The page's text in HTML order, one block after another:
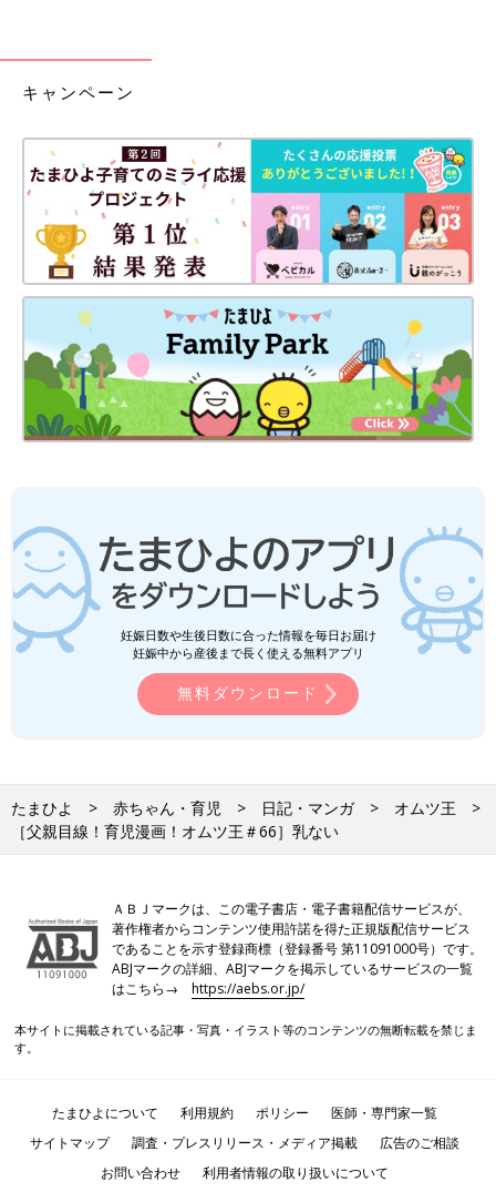
キャンペーン
妊娠日数や生後日数に合った情報を毎日お届け
妊娠中から産後まで長く使える無料アプリ
無料ダウンロード
たまひよ 赤ちゃん・育児 日記・マンガ
オムツ王
［父親目線！育児漫画！オムツ王＃66］乳ない
ＡＢＪマークは、この電子書店・電子書籍配信サービスが、
著作権者からコンテンツ使用許諾を得た正規版配信サービス
であることを示す登録商標（登録番号 第11091000号）です。
ABJマークの詳細、ABJマークを掲示しているサービスの一覧
はこちら→https://aebs.or.jp/
本サイトに掲載されている記事・写真・イラスト等のコンテンツの無断転載を禁じま
す。
たまひよについて 利用規約 ポリシー
医師・専門家一覧
サイトマップ
調査・プレスリリース・メディア掲載
広告のご相談
お問い合わせ
利用者情報の取り扱いについて